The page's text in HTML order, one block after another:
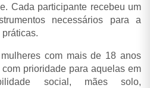
Cada participante recebeu um
necessários para a
com mais de 18 anos
prioridade para aquelas em
social, mães solo,